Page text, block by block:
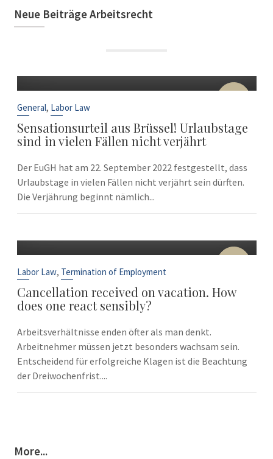
Neue Beiträge Arbeitsrecht
22
General, Labor Law
Sensationsurteil aus Brüssel! Urlaubstage
sind in vielen Fällen nicht verjährt
Der EuGH hat am 22. September 2022 festgestellt, dass
Urlaubstage in vielen Fällen nicht verjährt sein dürften.
Die Verjährung beginnt nämlich...
10
Labor Law, Termination of Employment
Cancellation received on vacation. How
does one react sensibly?
Arbeitsverhältnisse enden öfter als man denkt.
Arbeitnehmer müssen jetzt besonders wachsam sein.
Entscheidend für erfolgreiche Klagen ist die Beachtung
der Dreiwochenfrist....
More...